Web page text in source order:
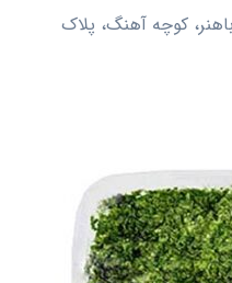
کوچه آهنگ، پلاک